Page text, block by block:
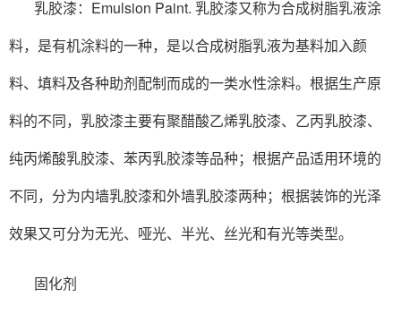
乳胶漆：Emulsion Paint. 乳胶漆又称为合成树脂乳液涂
料，是有机涂料的一种，是以合成树脂乳液为基料加入颜
料、填料及各种助剂配制而成的一类水性涂料。根据生产原
料的不同，乳胶漆主要有聚醋酸乙烯乳胶漆、乙丙乳胶漆、
纯丙烯酸乳胶漆、苯丙乳胶漆等品种；根据产品适用环境的
不同，分为内墙乳胶漆和外墙乳胶漆两种；根据装饰的光泽
效果又可分为无光、哑光、半光、丝光和有光等类型。
固化剂